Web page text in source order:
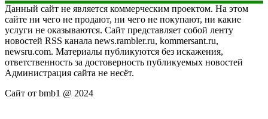
Данный сайт не является коммерческим проектом. На этом
сайте ни чего не продают, ни чего не покупают, ни какие
услуги не оказываются. Сайт представляет собой ленту
новостей RSS канала news.rambler.ru, kommersant.ru,
newsru.com. Материалы публикуются без искажения,
ответственность за достоверность публикуемых новостей
Администрация сайта не несёт.
Сайт от bmb1 @ 2024